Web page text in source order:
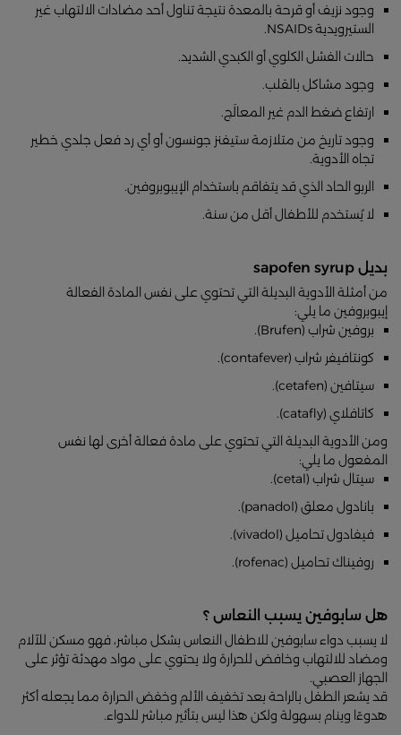
وجود نزيف أو قرحة بالمعدة نتيجة تناول أحد مضادات الالتهاب غير
الستيرويدية NSAIDs.
حالات الفشل الكلوي أو الكبدي الشديد.
وجود مشاكل بالقلب.
ارتفاع ضغط الدم غير المعالَج.
وجود تاريخ من متلازمة ستيفنز جونسون أو أي رد فعل جلدي خطير
تجاه الأدوية.
الربو الحاد الذي قد يتفاقم باستخدام الإيبوبروفين.
لا يُستخدم للأطفال أقل من سنة.
بديل sapofen syrup
من أمثلة الأدوية البديلة التي تحتوي على نفس المادة الفعالة
إيبوبروفين ما يلي:
بروفين شراب (Brufen).
كونتافيفر شراب (contafever).
سيتافين (cetafen).
كاتافلاي (catafly).
ومن الأدوية البديلة التي تحتوي على مادة فعالة أخرى لها نفس
المفعول ما يلي:
سيتال شراب (cetal).
بانادول معلق (panadol).
فيفادول تحاميل (vivadol).
روفيناك تحاميل (rofenac).
هل سابوفين يسبب النعاس ؟
لا يسبب دواء سابوفين للاطفال النعاس بشكل مباشر، فهو مسكن للآلام
ومضاد للالتهاب وخافض للحرارة ولا يحتوي على مواد مهدئة تؤثر على
الجهاز العصبي.
قد يشعر الطفل بالراحة بعد تخفيف الألم وخفض الحرارة مما يجعله أكثر
هدوءًا وينام بسهولة ولكن هذا ليس بتأثير مباشر للدواء.